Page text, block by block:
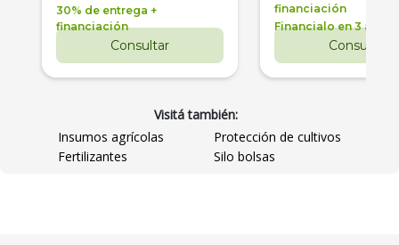
30% de entrega +
financiación
Consultar
financiación
Financialo en 3 años
Consultar
Visitá también:
Insumos agrícolas
Protección de cultivos
Fertilizantes
Silo bolsas